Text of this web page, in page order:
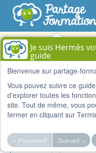
Version BETA - Pour le
الصفحة الأساسية
قوائم
GP
17/10/2018 - (77)
Je suis Hermès
guide
Bienvenue sur partage-
Vous pouvez suivre ce
d'explorer toutes les
site. Tout de même, vous
fermer en cliquant sur
« Précédent Suivant »